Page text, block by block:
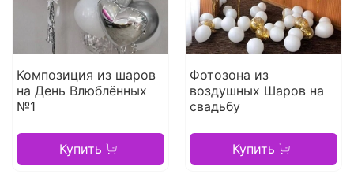
Композиция из шаров
на День Влюблённых
№1
Купить
Фотозона из
воздушных Шаров на
свадьбу
Купить